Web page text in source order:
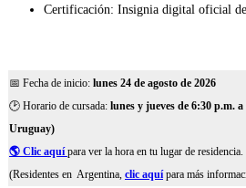
Certificación: Insignia digital oficial
📅 Fecha de inicio: lunes 24 de agosto de 2026
🕑 Horario de cursada: lunes y jueves de 6:30 p.m.
Uruguay)
🌎 Clic aquípara ver la hora en tu lugar de residencia.
(Residentes en Argentina, clic aquípara más